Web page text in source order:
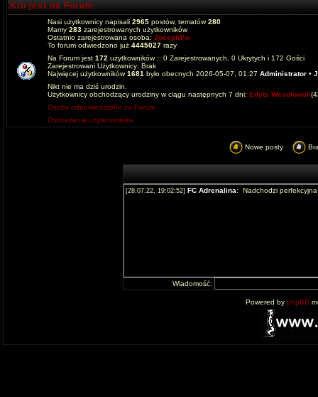
Kto jest na Forum
Nasi użytkownicy napisali 2965 postów, tematów280
Mamy 283 zarejestrowanych użytkowników
Ostatnio zarejestrowana osoba: JoesphVw
To forum odwiedzono już 4445027 razy
Na Forum jest 172 użytkowników :: 0 Zarejestrowanych, 0 Ukrytych i 172 Gości
Zarejestrowani Użytkownicy: Brak
Najwięcej użytkowników1681 było obecnych 2026-05-07, 01:27 Administrator •
Nikt nie ma dziś urodzin.
Użytkownicy obchodzący urodziny w ciągu następnych 7 dni: Edyta Wesolowsk
Osoby odpowiedzialne za Forum
Ostrzeżenia użytkowników
Nowe posty
Wiadomość:
Powered by phpBB